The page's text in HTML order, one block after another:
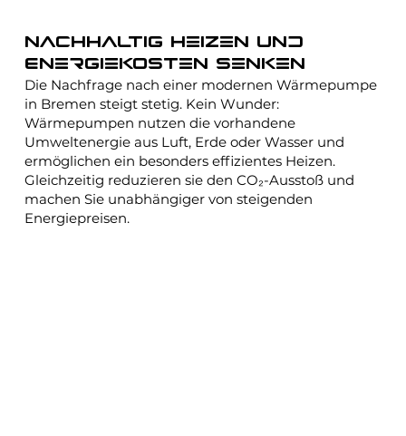
Nachhaltig heizen und
Energiekosten senken
Die Nachfrage nach einer modernen Wärmepumpe
in Bremen steigt stetig. Kein Wunder:
Wärmepumpen nutzen die vorhandene
Umweltenergie aus Luft, Erde oder Wasser und
ermöglichen ein besonders effizientes Heizen.
Gleichzeitig reduzieren sie den CO₂-Ausstoß und
machen Sie unabhängiger von steigenden
Energiepreisen.